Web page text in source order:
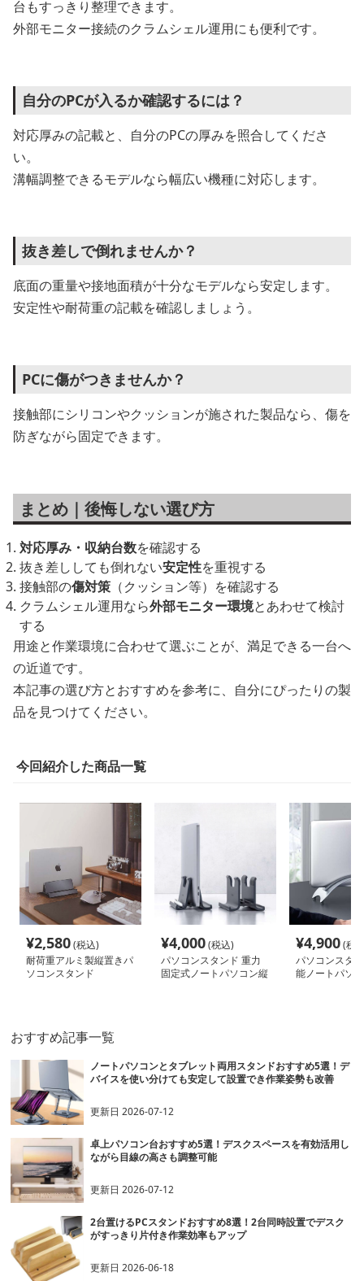
台もすっきり整理できます。
外部モニター接続のクラムシェル運用にも便利です。
自分のPCが入るか確認するには？
対応厚みの記載と、自分のPCの厚みを照合してくださ
い。
溝幅調整できるモデルなら幅広い機種に対応します。
抜き差しで倒れませんか？
底面の重量や接地面積が十分なモデルなら安定します。
安定性や耐荷重の記載を確認しましょう。
PCに傷がつきませんか？
接触部にシリコンやクッションが施された製品なら、傷を
防ぎながら固定できます。
まとめ｜後悔しない選び方
対応厚み・収納台数を確認する
抜き差ししても倒れない安定性を重視する
接触部の傷対策 （クッション等）を確認する
クラムシェル運用なら外部モニター環境とあわせて検討
する
用途と作業環境に合わせて選ぶことが、満足できる一台へ
の近道です。
本記事の選び方とおすすめを参考に、自分にぴったりの製
品を見つけてください。
今回紹介した商品一覧
¥2,580(税込)
耐荷重アルミ製縦置きパ
ソコンスタンド
¥4,000(税込)
パソコンスタンド 重力
固定式ノートパソコン縦
¥4,900(税
パソコンスタ
能ノートパソ
おすすめ記事一覧
ノートパソコンとタブレット両用スタンドおすすめ5選！デ
バイスを使い分けても安定して設置でき作業姿勢も改善
更新日2026-07-12
卓上パソコン台おすすめ5選！デスクスペースを有効活用し
ながら目線の高さも調整可能
更新日2026-07-12
2台置けるPCスタンドおすすめ8選！2台同時設置でデスク
がすっきり片付き作業効率もアップ
更新日2026-06-18